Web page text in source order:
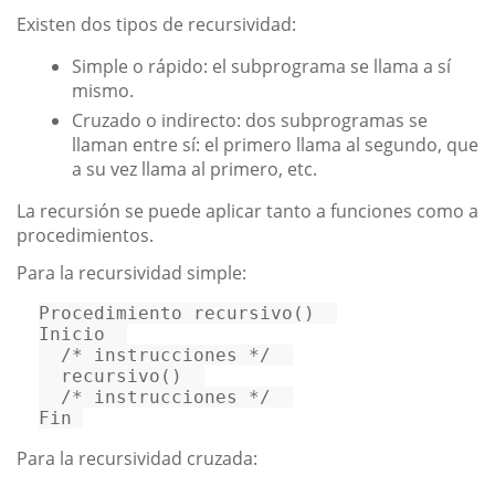
Existen dos tipos de recursividad:
Simple o rápido: el subprograma se llama a sí
mismo.
Cruzado o indirecto: dos subprogramas se
llaman entre sí: el primero llama al segundo, que
a su vez llama al primero, etc.
La recursión se puede aplicar tanto a funciones como a
procedimientos.
Para la recursividad simple:
Procedimiento recursivo ()
Inicio
/* instrucciones */
recursivo ()
/* instrucciones */
Fin
Para la recursividad cruzada: